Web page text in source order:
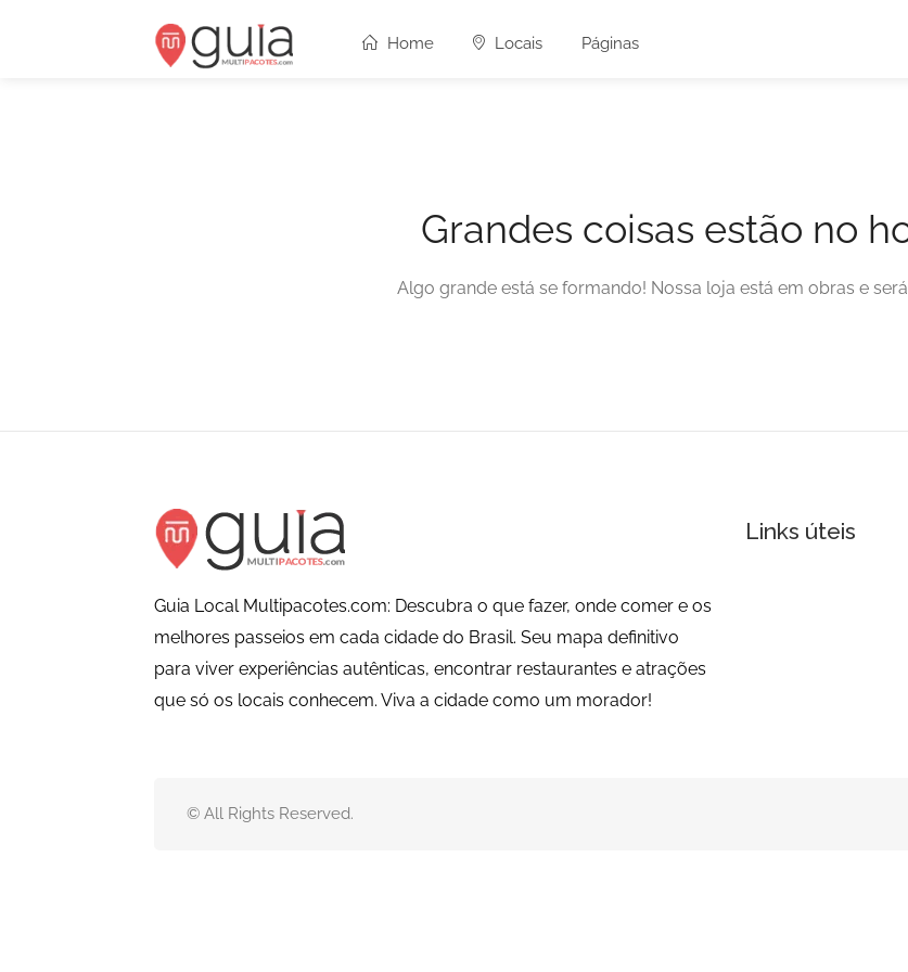
Home Locais Páginas
Grandes coisas estão no
Algo grande está se formando! Nossa loja está em obras e
Guia Local Multipacotes.com: Descubra o que fazer, onde comer e os
melhores passeios em cada cidade do Brasil. Seu mapa definitivo
para viver experiências autênticas, encontrar restaurantes e atrações
que só os locais conhecem. Viva a cidade como um morador!
Links úteis
© All Rights Reserved.